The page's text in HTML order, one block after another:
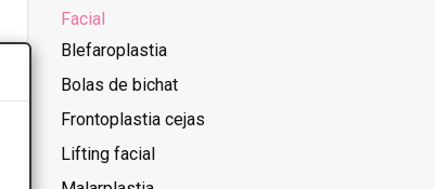
Facial
Blefaroplastia
Bolas de bichat
Frontoplastia cejas
Lifting facial